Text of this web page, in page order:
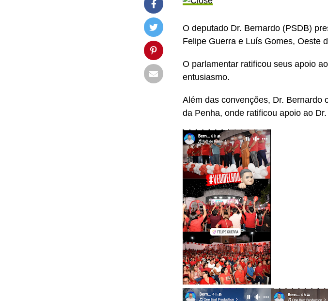
O deputado Dr. Bernardo (PSDB)
Felipe Guerra e Luís Gomes, Oeste
O parlamentar ratificou seus apoio
entusiasmo.
Além das convenções, Dr. Bernardo
da Penha, onde ratificou apoio ao